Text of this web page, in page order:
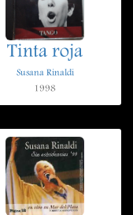
Tinta roja
Susana Rinaldi
1998